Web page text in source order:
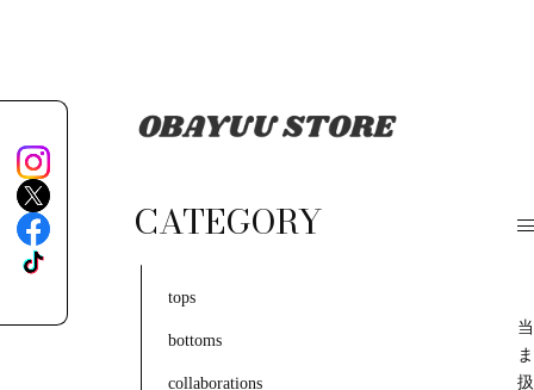
CATEGORY
tops
bottoms
collaborations